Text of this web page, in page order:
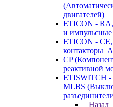
двигателей)
ETICON -
и
ETICON -
CP
реактивной
ETISWITCH -
MLBS
Назад